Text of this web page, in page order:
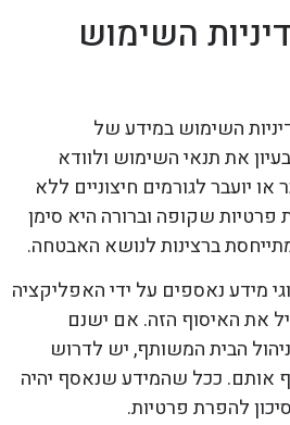
השימוש
השימוש במידע של
את תנאי השימוש ולוודא
יועבר לגורמים חיצוניים ללא
שקופה וברורה היא סימן
ברצינות לנושא האבטחה.
מידע נאספים על ידי האפליקציה
את האיסוף הזה. אם ישנם
הבית המשותף, יש לדרוש
ככל שהמידע שנאסף יהיה
להפרת פרטיות.